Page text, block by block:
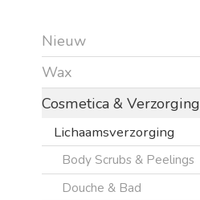
Nieuw
Wax
Cosmetica & Verzorging
Lichaamsverzorging
Body Scrubs & Peelings
Douche & Bad